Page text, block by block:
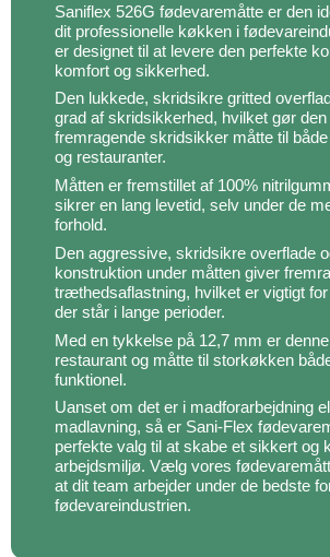
Saniflex 526G fødevaremåtte er den
dit professionelle køkken i
er designet til at levere den perfekte
komfort og sikkerhed.
Den lukkede, skridsikre gritted
grad af skridsikkerhed, hvilket gør den
fremragende skridsikker måtte til
og restauranter.
Måtten er fremstillet af 100%
sikrer en lang levetid, selv under de
forhold.
Den aggressive, skridsikre overflade
konstruktion under måtten giver
træthedsaflastning, hvilket er vigtigt
der står i lange perioder.
Med en tykkelse på 12,7 mm er
restaurant og måtte til storkøkken
funktionel.
Uanset om det er i madforarbejdning
madlavning, så er Sani-Flex
perfekte valg til at skabe et sikkert og
arbejdsmiljø. Vælg vores
at dit team arbejder under de bedste
fødevareindustrien.